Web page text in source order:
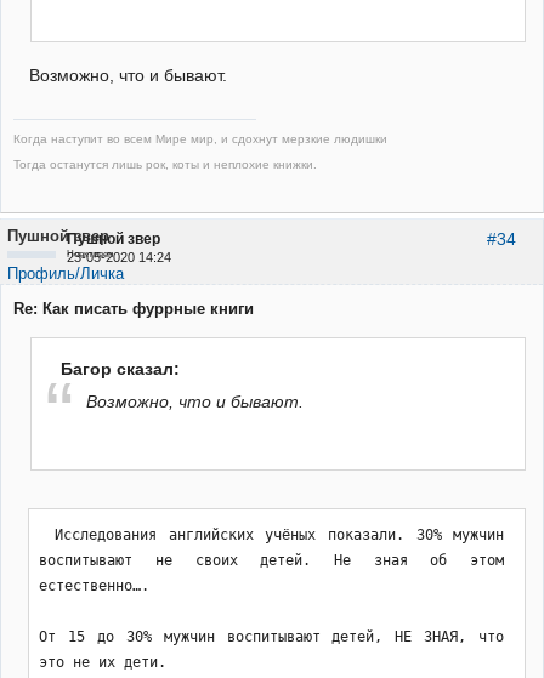
Возможно, что и бывают.
Когда наступит во всем Мире мир, и сдохнут мерзкие людишки
Тогда останутся лишь рок, коты и неплохие книжки.
#34
Пушной звер
23-05-2020 14:24
Пушной звер
Неактивен
Профиль/Личка
Re: Как писать фуррные книги
Багор сказал:
Возможно, что и бывают.
Исследования английских учёных показали. 30% мужчин
воспитывают не своих детей. Не зная об этом
естественно….
От 15 до 30% мужчин воспитывают детей, НЕ ЗНАЯ, что
это не их дети.